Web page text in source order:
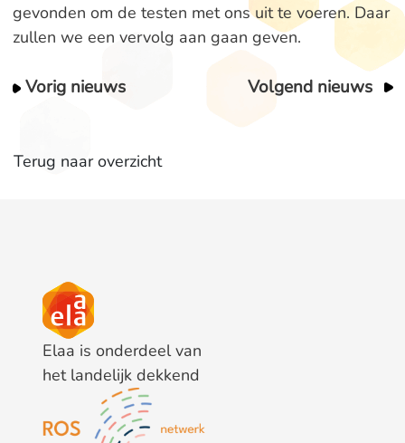
gevonden om de testen met ons uit te voeren. Daar
zullen we een vervolg aan gaan geven.
Vorig nieuws Volgend nieuws
Terug naar overzicht
Elaa is onderdeel van
het landelijk dekkend